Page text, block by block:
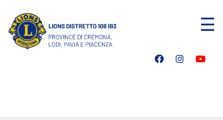
contenuto
principale
☰